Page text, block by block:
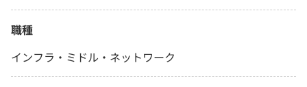
職種
インフラ・ミドル・ネットワーク